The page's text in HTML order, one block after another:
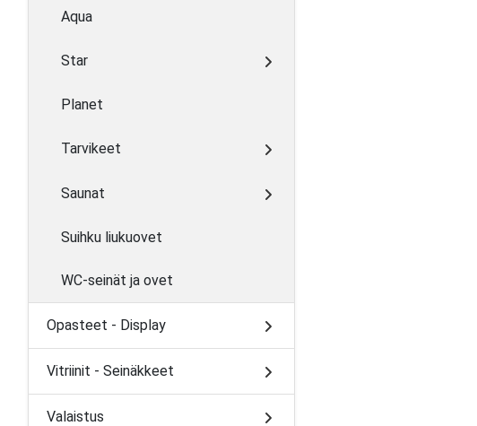
Aqua
Star
Planet
Tarvikeet
Saunat
Suihku liukuovet
WC-seinät ja ovet
Opasteet - Display
Vitriinit - Seinäkkeet
Valaistus